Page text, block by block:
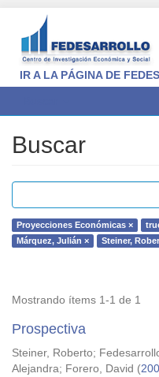
IR A LA PÁGINA DE
Buscar
Proyecciones Económicas ×
Márquez, Julián ×
Steiner,
Mostrando ítems 1-1 de 1
Prospectiva
Steiner, Roberto;
Alejandra; Forero, David (